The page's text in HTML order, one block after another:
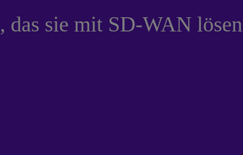
das sie mit SD-WAN lösen